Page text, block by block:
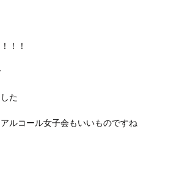
！！
た
ルコール女子会もいいものですね